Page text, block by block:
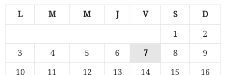
L M M J V S D
1
2
3
4 5 6 7 8
9
10
11 12 13 14 15
16